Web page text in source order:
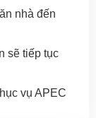
nhà đến
sẽ tiếp tục
vụ APEC